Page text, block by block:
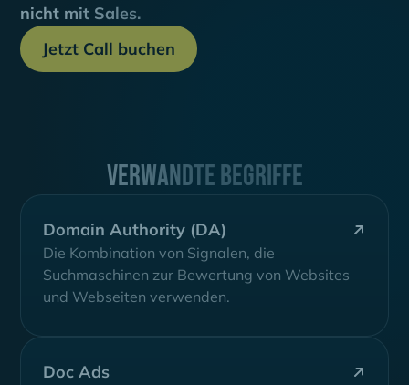
nicht mit Sales.
Jetzt Call buchen
Verwandte Begriffe
Domain Authority (DA)
Die Kombination von Signalen, die
Suchmaschinen zur Bewertung von Websites
und Webseiten verwenden.
Doc Ads